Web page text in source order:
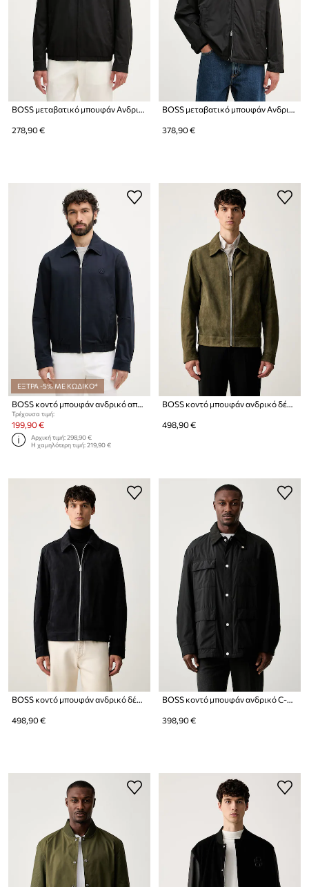
BOSS μεταβατικό μπουφάν Ανδρικό H-Carvo
278,90 €
BOSS μεταβατικό μπουφάν Ανδρικό H-Carlen
378,90 €
ΕΞΤΡΑ -5% ΜΕ ΚΩΔΙΚΟ*
BOSS κοντό μπουφάν ανδρικό από βαμβάκι με ελαστάν Carinho
Τρέχουσα τιμή:
199,90 €
Αρχική τιμή:298,90 €
Η χαμηλότερη τιμή:219,90 €
BOSS κοντό μπουφάν ανδρικό δέρμα σουέτ H-Malbano7
498,90 €
498,90 € 398,90 €